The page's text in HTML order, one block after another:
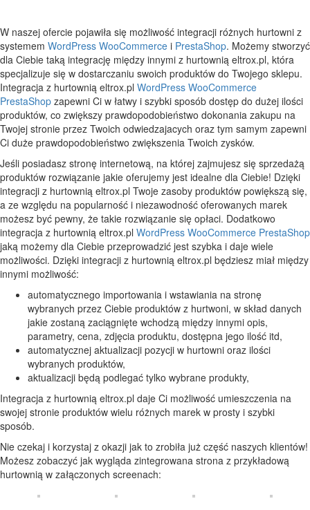
W naszej ofercie pojawiła się możliwość integracji różnych hurtowni z
systemem WordPress WooCommerce i PrestaShop. Możemy stworzyć
dla Ciebie taką integrację między innymi z hurtownią eltrox.pl, która
specjalizuje się w dostarczaniu swoich produktów do Twojego sklepu.
Integracja z hurtownią eltrox.pl WordPress WooCommerce
PrestaShop zapewni Ci w łatwy i szybki sposób dostęp do dużej ilości
produktów, co zwiększy prawdopodobieństwo dokonania zakupu na
Twojej stronie przez Twoich odwiedzajacych oraz tym samym zapewni
Ci duże prawdopodobieństwo zwiększenia Twoich zysków.
Jeśli posiadasz stronę internetową, na której zajmujesz się sprzedażą
produktów rozwiązanie jakie oferujemy jest idealne dla Ciebie! Dzięki
integracji z hurtownią eltrox.pl Twoje zasoby produktów powiększą się,
a ze względu na popularność i niezawodność oferowanych marek
możesz być pewny, że takie rozwiązanie się opłaci. Dodatkowo
integracja z hurtownią eltrox.pl WordPress WooCommerce PrestaShop
jaką możemy dla Ciebie przeprowadzić jest szybka i daje wiele
możliwości. Dzięki integracji z hurtownią eltrox.pl będziesz miał między
innymi możliwość:
automatycznego importowania i wstawiania na stronę
wybranych przez Ciebie produktów z hurtwoni, w skład danych
jakie zostaną zaciągnięte wchodzą między innymi opis,
parametry, cena, zdjęcia produktu, dostępna jego ilość itd,
automatycznej aktualizacji pozycji w hurtowni oraz ilości
wybranych produktów,
aktualizacji będą podlegać tylko wybrane produkty,
Integracja z hurtownią eltrox.pl daje Ci możliwość umieszczenia na
swojej stronie produktów wielu różnych marek w prosty i szybki
sposób.
Nie czekaj i korzystaj z okazji jak to zrobiła już część naszych klientów!
Możesz zobaczyć jak wygląda zintegrowana strona z przykładową
hurtownią w załączonych screenach: